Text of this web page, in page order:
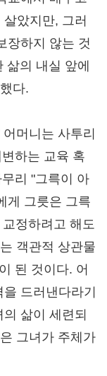
았지만, 그러
장하지 않는 것
의 내실 앞에
다.
머니는 사투리
하는 교육 혹
리 "그륵이 아
게 그릇은 그륵
정하려고 해도
객관적 상관물
된 것이다. 어
드러낸다라기
삶이 세련되
그녀가 주체가